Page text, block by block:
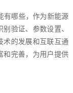
有哪些，作为新能源
验证、参数设置、
术的发展和互联互通
和完善，为用户提供